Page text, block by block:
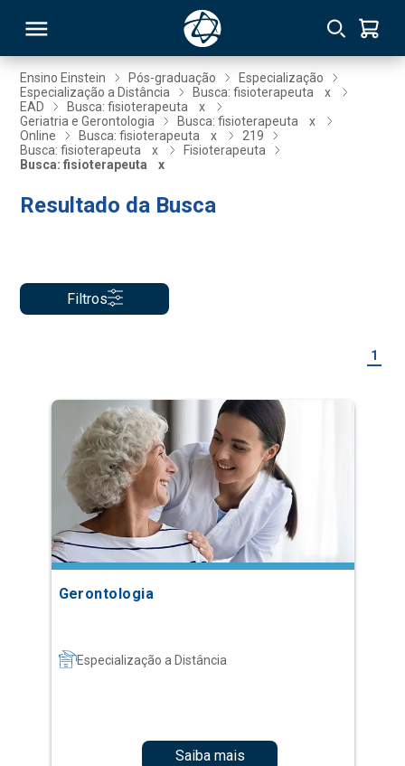
Ensino Einstein Pós-graduação
Especialização
Especialização a Distância
Busca: fisioterapeuta
x
EAD
Busca: fisioterapeuta
x
Geriatria e Gerontologia
Busca: fisioterapeuta
x
Online
Busca: fisioterapeuta x
219
Busca: fisioterapeuta
x
Fisioterapeuta
Busca: fisioterapeuta
x
Resultado da Busca
Filtros
1
Gerontologia
Especialização a Distância
Saiba mais